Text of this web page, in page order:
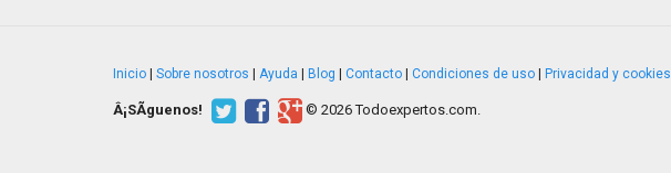
Inicio Sobre nosotros Ayuda Blog Contacto Condiciones de uso Privacidad y cookies
Â¡SÃ­guenos! © 2026 Todoexpertos.com.